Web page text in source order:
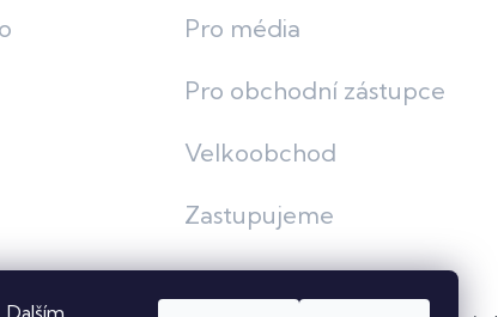
Pro média
Pro obchodní zástupce
Velkoobchod
Zastupujeme